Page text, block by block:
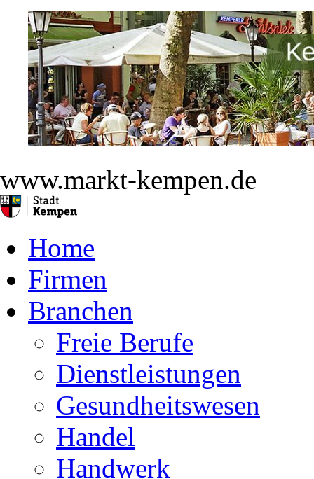
www.markt-kempen.de
Home
Firmen
Branchen
Freie Berufe
Dienstleistungen
Gesundheitswesen
Handel
Handwerk